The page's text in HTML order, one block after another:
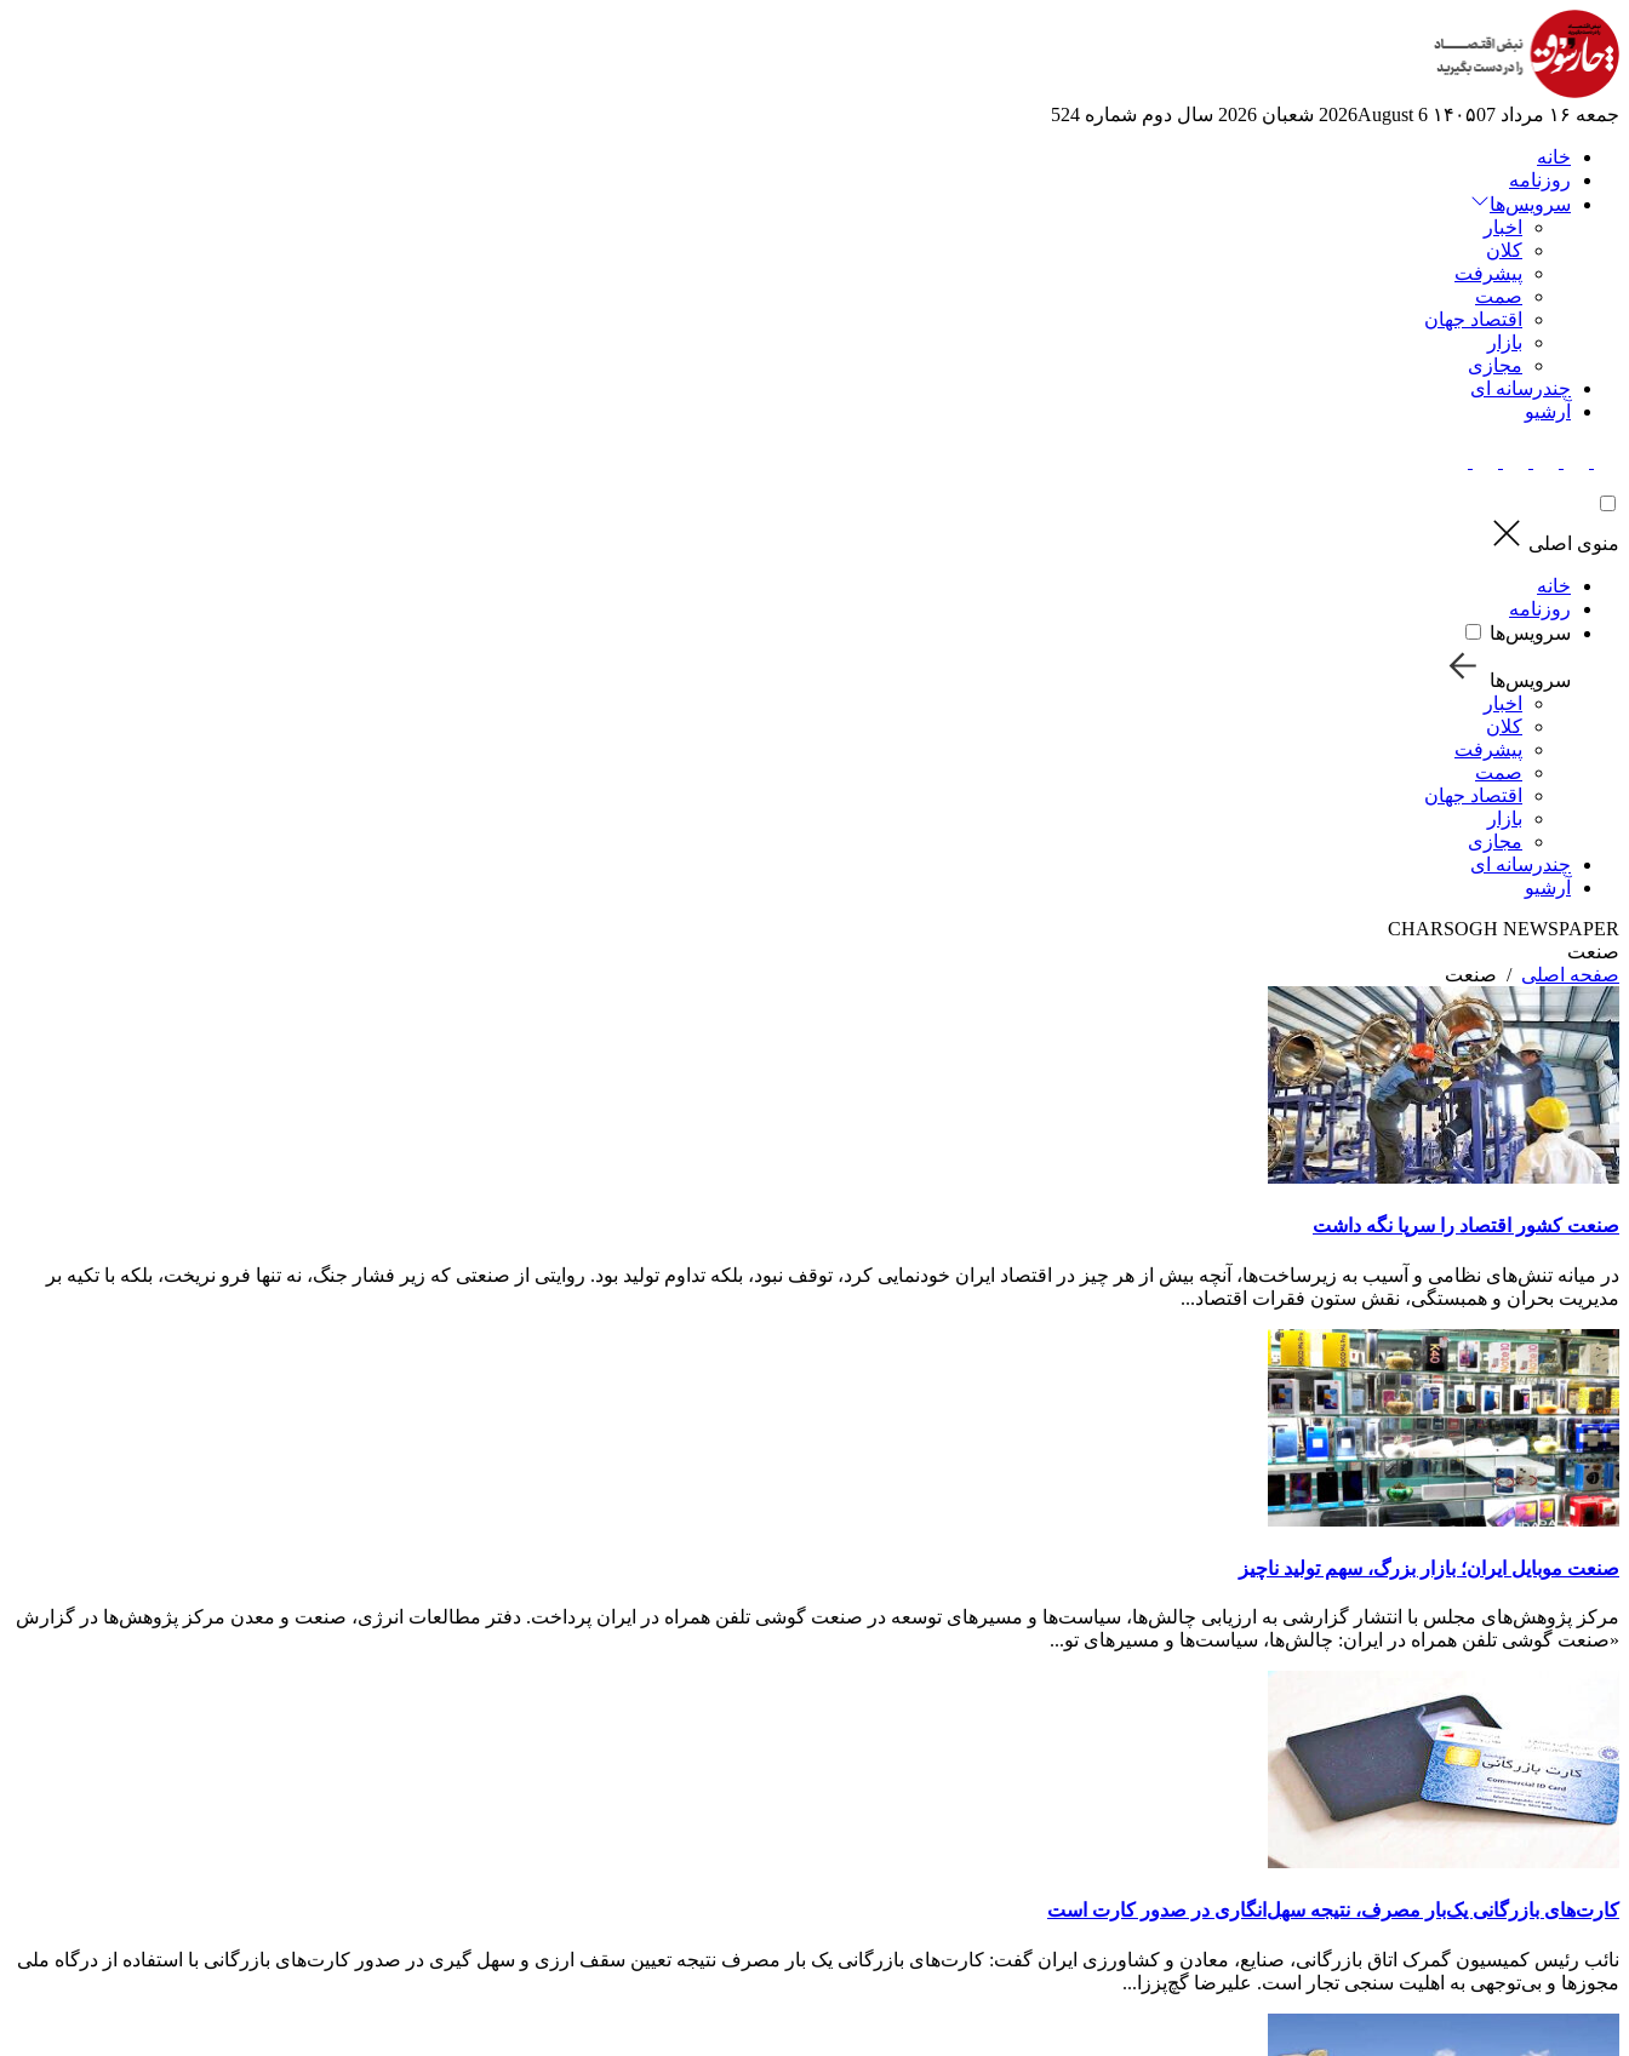
جمعه ۱۶ مرداد ۱۴۰۵ 07 2026August 6 شعبان 2026 سال دوم شماره 524
خانه
روزنامه
سرویس‌ها
اخبار
کلان
پیشرفت
صمت
اقتصاد جهان
بازار
مجازی
چندرسانه ای
آرشیو
منوی اصلی
خانه
روزنامه
سرویس‌ها
سرویس‌ها
اخبار
کلان
پیشرفت
صمت
اقتصاد جهان
بازار
مجازی
چندرسانه ای
آرشیو
CHARSOGH NEWSPAPER
صنعت
صفحه اصلی / صنعت
صنعت کشور اقتصاد را سرپا نگه داشت
در میانه تنش‌های نظامی و آسیب به زیرساخت‌ها، آنچه بیش از هر چیز در اقتصاد ایران خودنمایی کرد، توقف نبود، بلکه تداوم تولید بود. روایتی از صنعتی که زیر فشار جنگ، نه تنها فرو نریخت، بلکه با تکیه بر
مدیریت بحران و همبستگی، نقش ستون فقرات اقتصاد...
صنعت موبایل ایران؛ بازار بزرگ، سهم تولید ناچیز
مرکز پژوهش‌های مجلس با انتشار گزارشی به ارزیابی چالش‌ها، سیاست‌ها و مسیرهای توسعه در صنعت گوشی تلفن همراه در ایران پرداخت. دفتر مطالعات انرژی، صنعت و معدن مرکز پژوهش‌ها در گزارش
«صنعت گوشی تلفن همراه در ایران: چالش‌ها، سیاست‌ها و مسیرهای تو...
کارت‌های بازرگانی یک‌بار مصرف، نتیجه سهل‌انگاری در صدور کارت است
نائب رئیس کمیسیون گمرک اتاق بازرگانی، صنایع، معادن و کشاورزی ایران گفت: کارت‌های بازرگانی یک بار مصرف نتیجه تعیین سقف ارزی و سهل گیری در صدور کارت‌های بازرگانی با استفاده از درگاه ملی
مجوزها و بی‌توجهی به اهلیت سنجی تجار است. علیرضا گچ‌پززا...